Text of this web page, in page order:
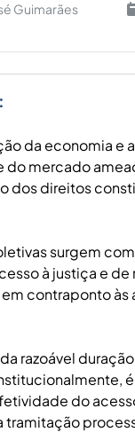
Guimarães
da economia e
do mercado
dos direitos
surgem
à justiça e
contraponto às
razoável
do
tramitação